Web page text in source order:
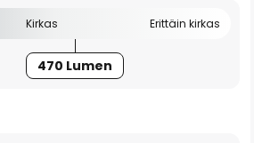
Kirkas Erittäin kirkas
470 Lumen